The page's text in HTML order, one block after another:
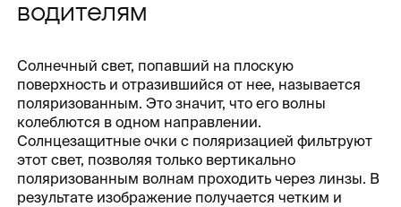
водителям
Солнечный свет, попавший на плоскую
поверхность и отразившийся от нее, называется
поляризованным. Это значит, что его волны
колеблются в одном направлении.
Солнцезащитные очки с поляризацией фильтруют
этот свет, позволяя только вертикально
поляризованным волнам проходить через линзы. В
результате изображение получается четким и